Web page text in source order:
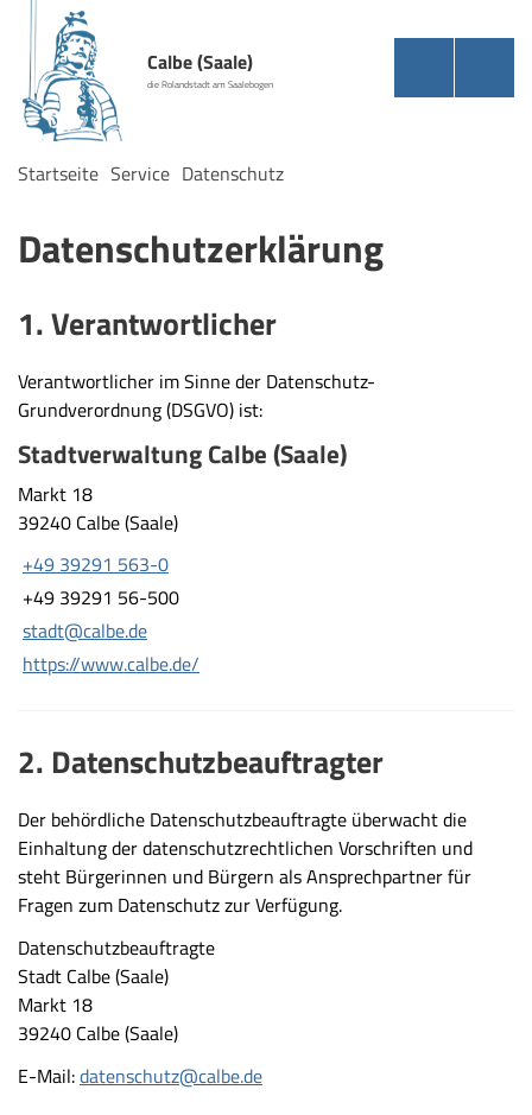
Calbe (Saale)
die Rolandstadt am Saalebogen
Startseite Service Datenschutz
Datenschutzerklärung
1. Verantwortlicher
Verantwortlicher im Sinne der Datenschutz-
Grundverordnung (DSGVO) ist:
Stadtverwaltung Calbe (Saale)
Markt 18
39240 Calbe (Saale)
+49 39291 563-0
+49 39291 56-500
stadt@calbe.de
https://www.calbe.de/
2. Datenschutzbeauftragter
Der behördliche Datenschutzbeauftragte überwacht die
Einhaltung der datenschutzrechtlichen Vorschriften und
steht Bürgerinnen und Bürgern als Ansprechpartner für
Fragen zum Datenschutz zur Verfügung.
Datenschutzbeauftragte
Stadt Calbe (Saale)
Markt 18
39240 Calbe (Saale)
E-Mail:datenschutz@calbe.de